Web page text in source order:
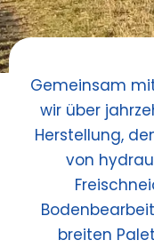
Gemeinsam
wir über
Herstellung,
von
breiten